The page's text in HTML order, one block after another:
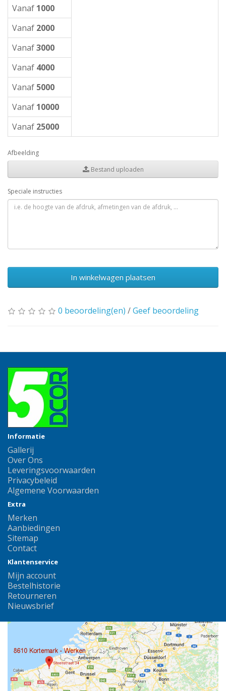
Vanaf 1000
Vanaf 2000
Vanaf3000
Vanaf 4000
Vanaf 5000
Vanaf 10000
Vanaf 25000
Afbeelding
Bestand uploaden
Speciale instructies
In winkelwagen plaatsen
0 beoordeling(en) /Geef beoordeling
Informatie
Gallerij
Over Ons
Leveringsvoorwaarden
Privacybeleid
Algemene Voorwaarden
Extra
Merken
Aanbiedingen
Sitemap
Contact
Klantenservice
Mijn account
Bestelhistorie
Retourneren
Nieuwsbrief